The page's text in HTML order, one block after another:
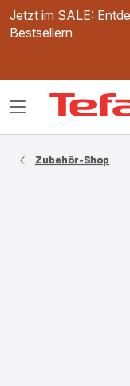
Jetzt im SALE:
Bestsellern
Das
Zubehör-Shop